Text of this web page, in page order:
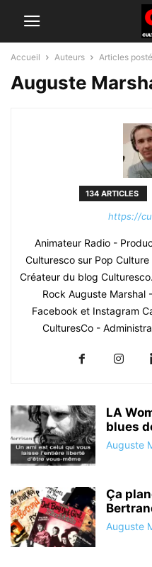
Accueil Auteurs Articles
Auguste
134 ARTICLES
https://
Animateur Radio -
Culturesco sur Pop
Créateur du blog
Rock Auguste Marshal
Facebook et Instagram
CulturesCo -
LA
blues
Auguste
Ça
Auguste